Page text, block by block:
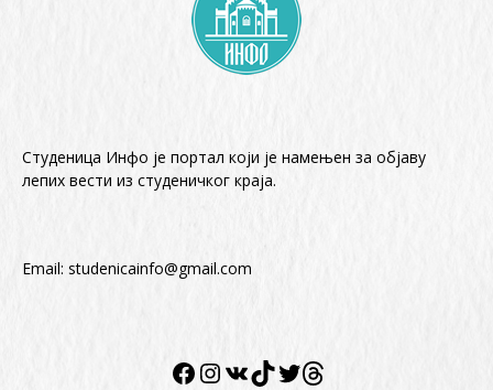
Студеница Инфо је портал који је намењен за објaву
лепих вести из студеничког краја.
Email: studenicainfo@gmail.com
Facebook
Instagram
VK TikTokTwitter
Twitter